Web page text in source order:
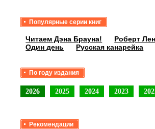
Популярные серии книг
Читаем Дэна Брауна! Роберт
Один день
Русская канарейка
По году издания
2026 2025 2024 2023
Рекомендации